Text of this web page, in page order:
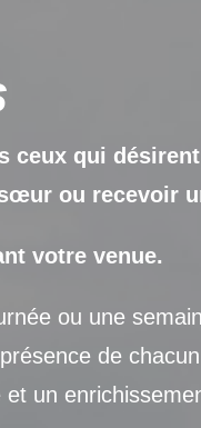
ceux qui
ou recevoir
votre venue.
ou une
de
un